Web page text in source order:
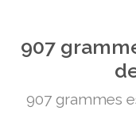
907
907 grammes